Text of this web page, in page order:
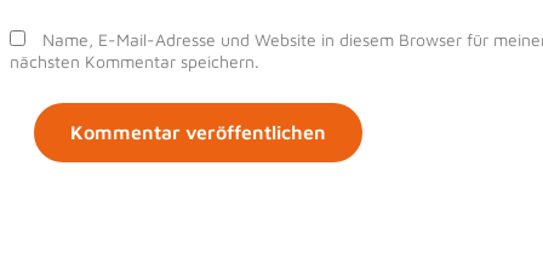
Name, E-Mail-Adresse und Website in diesem Browser für
nächsten Kommentar speichern.